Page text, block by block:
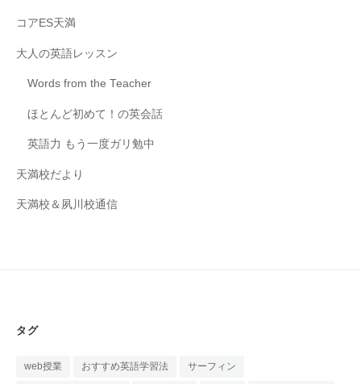
コアES天満
大人の英語レッスン
Words from the Teacher
ほとんど初めて！の英会話
英語力 もう一度ガリ勉中
天満校だより
天満校＆夙川校通信
タグ
web授業 おすすめ英語学習法 サーフィン